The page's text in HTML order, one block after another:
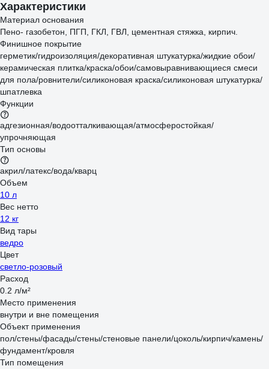
Характеристики
Материал основания
Пено- газобетон, ПГП, ГКЛ, ГВЛ, цементная стяжка, кирпич.
Финишное покрытие
герметик/гидроизоляция/декоративная штукатурка/жидкие обои/
керамическая плитка/краска/обои/самовыравнивающиеся смеси
для пола/ровнители/силиконовая краска/силиконовая штукатурка/
шпатлевка
Функции
адгезионная/водоотталкивающая/атмосферостойкая/
упрочняющая
Тип основы
акрил/латекс/вода/кварц
Объем
10 л
Вес нетто
12 кг
Вид тары
ведро
Цвет
светло-розовый
Расход
0.2 л/м²
Место применения
внутри и вне помещения
Объект применения
пол/стены/фасады/стены/стеновые панели/цоколь/кирпич/камень/
фундамент/кровля
Тип помещения